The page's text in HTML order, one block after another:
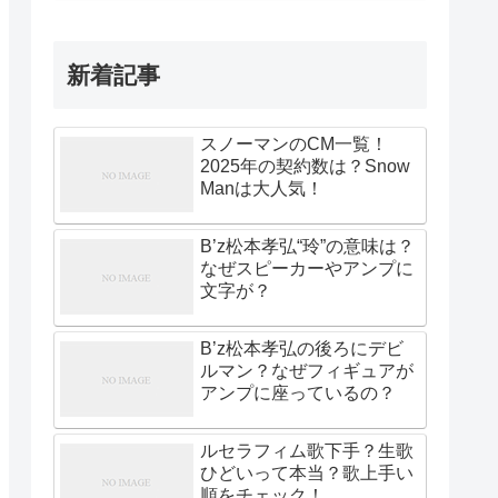
新着記事
スノーマンのCM一覧！
2025年の契約数は？Snow
Manは大人気！
B’z松本孝弘“玲”の意味は？
なぜスピーカーやアンプに
文字が？
B’z松本孝弘の後ろにデビ
ルマン？なぜフィギュアが
アンプに座っているの？
ルセラフィム歌下手？生歌
ひどいって本当？歌上手い